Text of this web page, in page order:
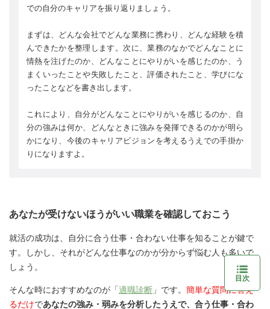
での自分のキャリアを振り返りましょう。
まずは、どんな会社でどんな業務に携わり、どんな経験を積
んできたかを整理します。次に、業務のなかでどんなことに
情熱を注げたのか、どんなことにやりがいを感じたのか、う
まくいったことや失敗したこと、評価されたこと、学びにな
ったことなどを書き出します。
これにより、自分がどんなことにやりがいを感じるのか、自
分の強みは何か、どんなときに強みを発揮できるのかが明ら
かになり、今後のキャリアビジョンを考えるうえでの手掛か
りになりますよ。
あなたが受けないほうがいい職業を確認しておこう
就活の成功は、自分に合う仕事・合わない仕事を知ることが鍵で
す。しかし、それがどんな仕事なのかが分からず悩む人も多いで
しょう。
そんな時におすすめなのが「適職診断 」です。 簡単な質問に答え
るだけであなたの強み・弱みを分析したうえで、合う仕事・合わ
目次